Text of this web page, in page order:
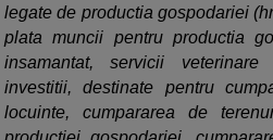
legate de productia gospodariei
plata muncii pentru productia
insamantat, servicii
investitii, destinate pentru
locuinte, cumpararea de